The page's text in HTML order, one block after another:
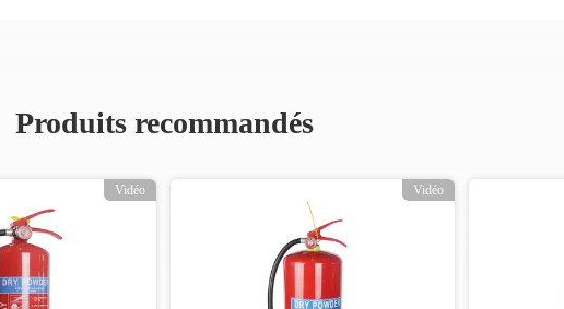
Produits recommandés
Vidéo Vidéo